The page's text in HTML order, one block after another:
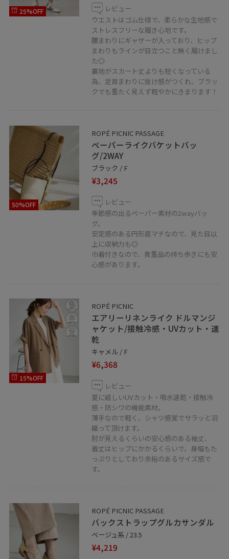
・紐ついてないアイテムは私物となります。
□LUMINE WEB決済サービス
ルミネエスト新宿店ではWEB決済で
ご自宅への発送も行っております。
お気軽にお問い合わせくださいませ。
---------------------------
〒〒160-0022
東京都新宿区新宿3-38-1
ルミネエスト新宿4F
商品がチェックしやすくなります。
スタッフのフォローもあわせてご利用ください。
25%OFF
レビュー
ウエストはゴム仕様で、柔らかな生地感で
ストレスフリーな履き心地です。
腰まわりにギャザーが入っており、ヒップ
まわりもラインが目立つこと無く履けまし
た◎
裏地がスカート丈よりも短くなっている
為、足首まわりに抜け感がつくれ、ブラッ
クでも重たく見えず軽やかにきまります！
50%OFF
ROPÉ PICNIC PASSAGE
ペーパーライクバケットバッ
グ/2WAY
ブラック / F
¥3,245
レビュー
季節感の出るペーパー素材の2wayバッ
グ。
安定感のある円形底マチなので、見た目以
上に収納力も◎
巾着付きなので、貴重品の持ち歩きにも安
心感があります。
15%OFF
ROPÉ PICNIC
エアリーリネンライク ドルマンジ
ャケット/接触冷感・UVカット・速
乾
キャメル / F
¥6,368
レビュー
夏に嬉しいUVカット・吸水速乾・接触冷
感・防シワの機能素材。
薄手なので軽く、シャツ感覚でサラッと羽
織って頂けます。
肘が見えるくらいの安心感のある袖丈、
着丈はヒップにかかるくらいで、身幅もた
っぷりとしており余裕のあるサイズ感で
す。
ROPÉ PICNIC PASSAGE
バックストラップグルカサンダル
ベージュ系 / 23.5
¥4,219